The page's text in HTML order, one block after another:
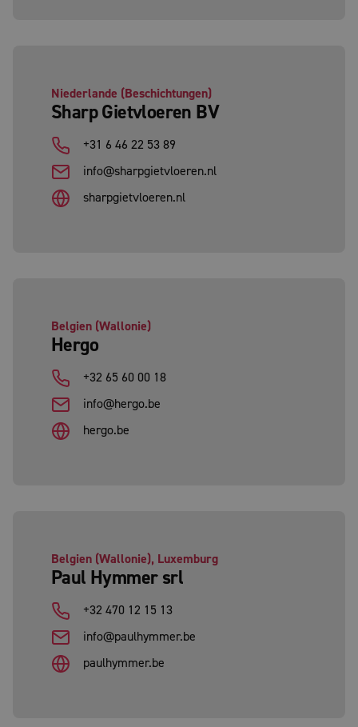
Niederlande (Beschichtungen)
Sharp Gietvloeren BV
+31 6 46 22 53 89
info@sharpgietvloeren.nl
sharpgietvloeren.nl
Belgien (Wallonie)
Hergo
+32 65 60 00 18
info@hergo.be
hergo.be
Belgien (Wallonie), Luxemburg
Paul Hymmer srl
+32 470 12 15 13
info@paulhymmer.be
paulhymmer.be